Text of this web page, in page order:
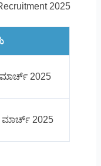
2025
2025
ಮಾರ್ಚ್ 2025